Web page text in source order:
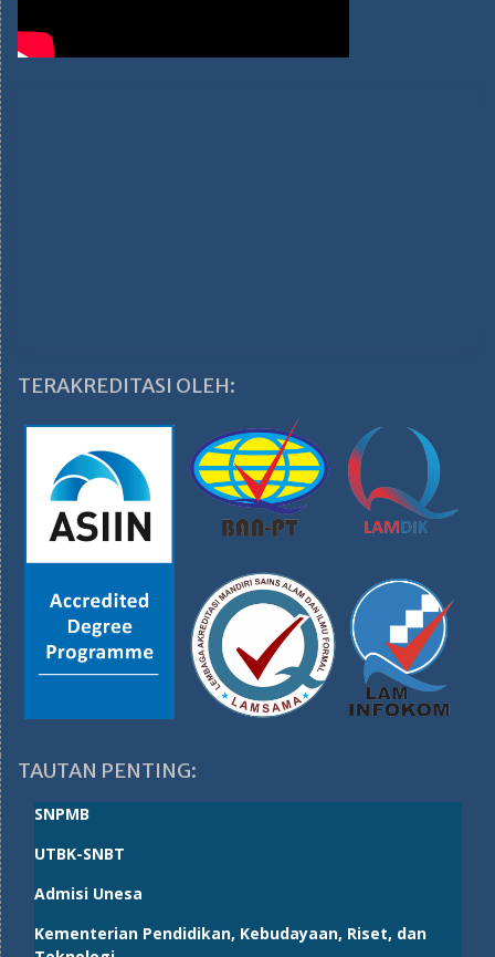
TERAKREDITASI OLEH:
TAUTAN PENTING:
SNPMB
UTBK-SNBT
Admisi Unesa
Kementerian Pendidikan, Kebudayaan, Riset, dan